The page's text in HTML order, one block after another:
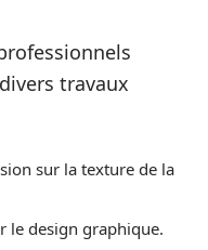
travaux
sur la texture de la
le design graphique.